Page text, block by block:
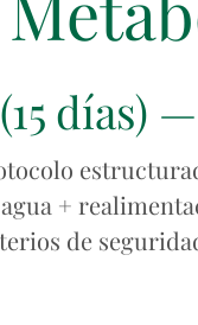
(15 días)
+
de